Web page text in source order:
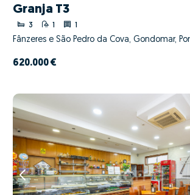
Granja T3
3
Fânzeres e São Pedro da Cova, Gondomar,
620.000 €